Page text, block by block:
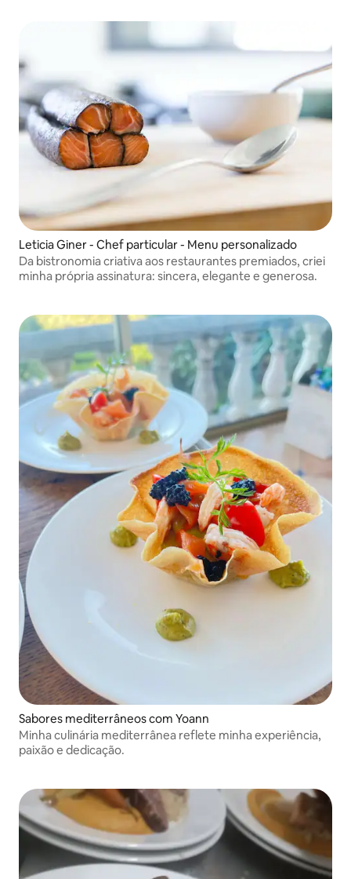
Leticia Giner - Chef particular - Menu personalizado
Da bistronomia criativa aos restaurantes premiados, criei
minha própria assinatura: sincera, elegante e generosa.
Sabores mediterrâneos com Yoann
Minha culinária mediterrânea reflete minha experiência,
paixão e dedicação.